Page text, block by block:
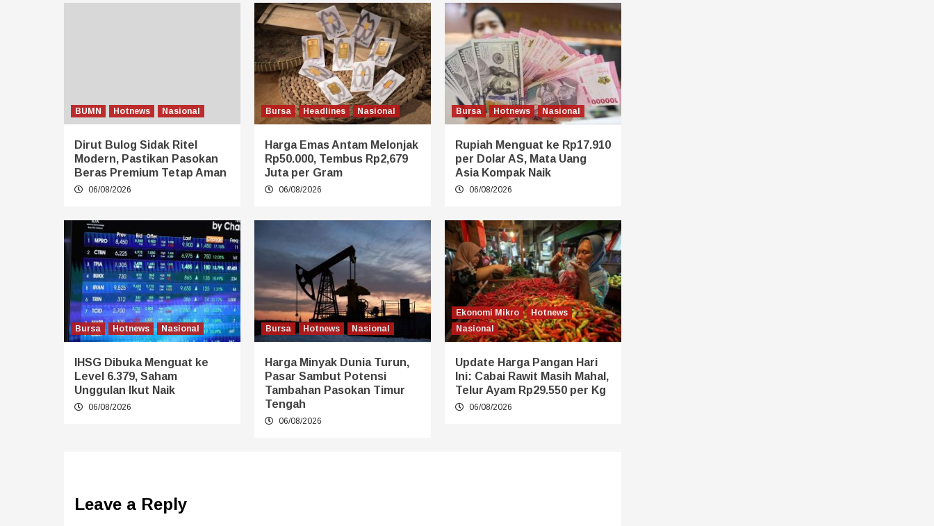
BUMN Hotnews Nasional
Dirut Bulog Sidak Ritel
Modern, Pastikan Pasokan
Beras Premium Tetap Aman
06/08/2026
Bursa Headlines Nasional
Harga Emas Antam Melonjak
Rp50.000, Tembus Rp2,679
Juta per Gram
06/08/2026
Bursa Hotnews Nasional
Rupiah Menguat ke Rp17.910
per Dolar AS, Mata Uang
Asia Kompak Naik
06/08/2026
Bursa Hotnews Nasional
IHSG Dibuka Menguat ke
Level 6.379, Saham
Unggulan Ikut Naik
06/08/2026
Bursa Hotnews Nasional
Harga Minyak Dunia Turun,
Pasar Sambut Potensi
Tambahan Pasokan Timur
Tengah
06/08/2026
Ekonomi Mikro
Hotnews
Nasional
Update Harga Pangan Hari
Ini: Cabai Rawit Masih Mahal,
Telur Ayam Rp29.550 per Kg
06/08/2026
Leave a Reply